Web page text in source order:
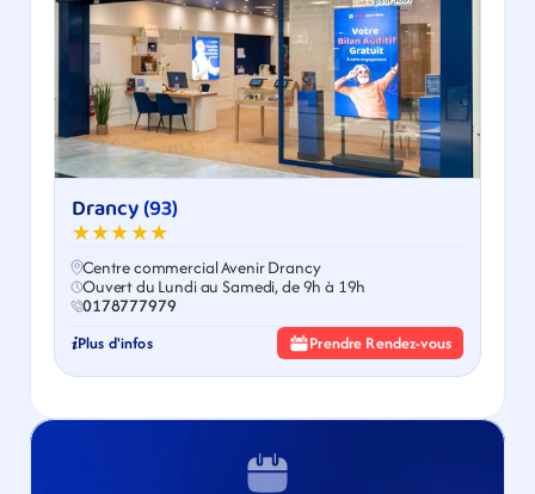
Drancy (93)
★★★★★
Centre commercial Avenir Drancy
Ouvert du Lundi au Samedi, de 9h à 19h
0178777979
Plus d'infos Prendre Rendez-vous